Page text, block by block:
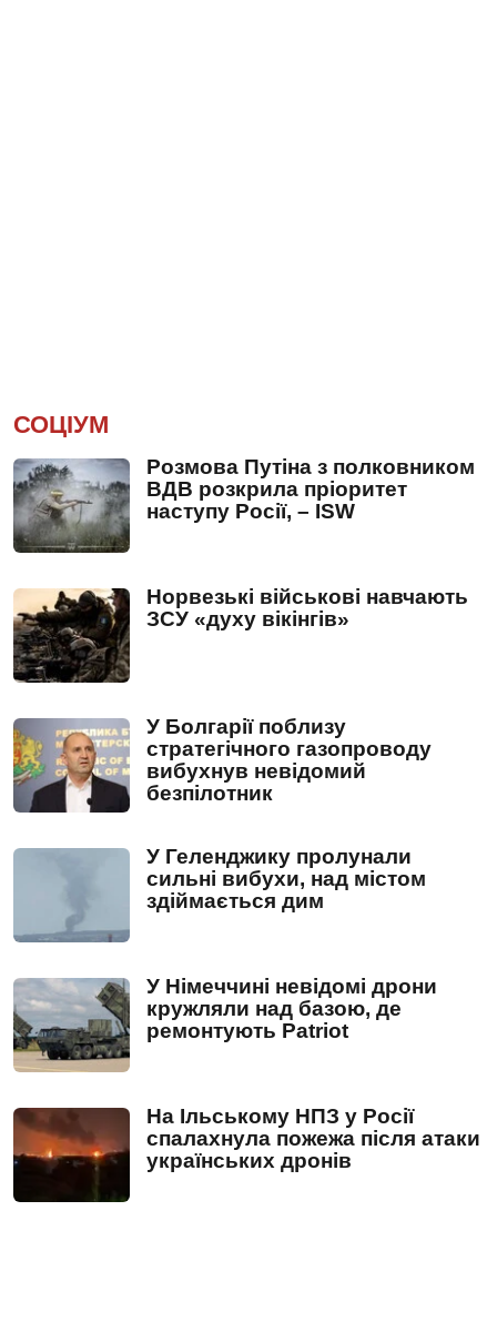
СОЦІУМ
Розмова Путіна з полковником
ВДВ розкрила пріоритет
наступу Росії, – ISW
Норвезькі військові навчають
ЗСУ «духу вікінгів»
У Болгарії поблизу
стратегічного газопроводу
вибухнув невідомий
безпілотник
У Геленджику пролунали
сильні вибухи, над містом
здіймається дим
У Німеччині невідомі дрони
кружляли над базою, де
ремонтують Patriot
На Ільському НПЗ у Росії
спалахнула пожежа після атаки
українських дронів